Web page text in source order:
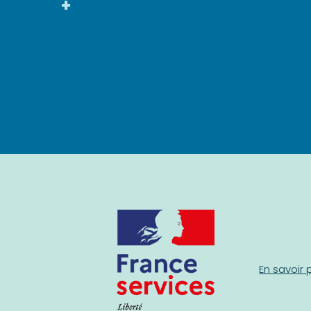
+
En savoir